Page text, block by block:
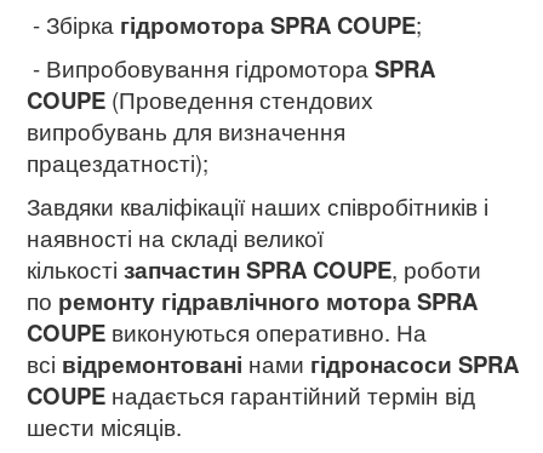
- Збірка гідромотора SPRA COUPE;
- Випробовування гідромотораSPRA
COUPE (Проведення стендових
випробувань для визначення
працездатності);
Завдяки кваліфікації наших співробітників і
наявності на складі великої
кількостізапчастин SPRA COUPE, роботи
по ремонту гідравлічного мотора SPRA
COUPE виконуються оперативно. На
всі відремонтовані нами гідронасоси SPRA
COUPE надається гарантійний термін від
шести місяців.